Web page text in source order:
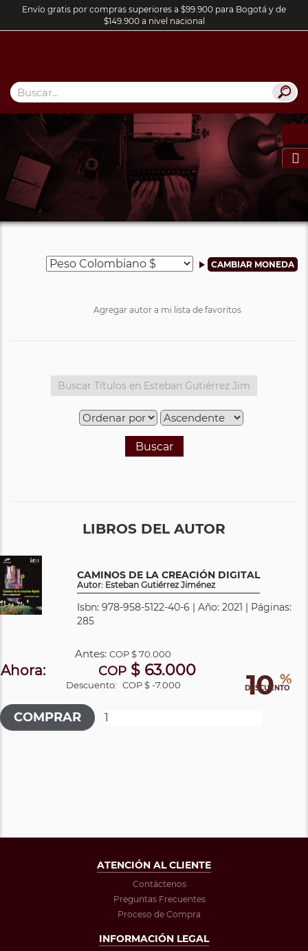
Envío gratis por compras superiores a $99.900 para Bogotá y de
$149.900 a nivel nacional

Agregar autor a mi lista de favoritos
Buscar
LIBROS DEL AUTOR
CAMINOS DE LA CREACIÓN DIGITAL
Autor: Esteban Gutiérrez Jiménez
Isbn: 978-958-5122-40-6 | Año: 2021 | Páginas:
285
10 %
DESCUENTO
Antes:COP$ 70.000
Ahora: COP $ 63.000
Descuento: COP $ -7.000
ATENCIÓN AL CLIENTE
Contáctenos
Preguntas Frecuentes
Proceso de Compra
INFORMACIÓN LEGAL